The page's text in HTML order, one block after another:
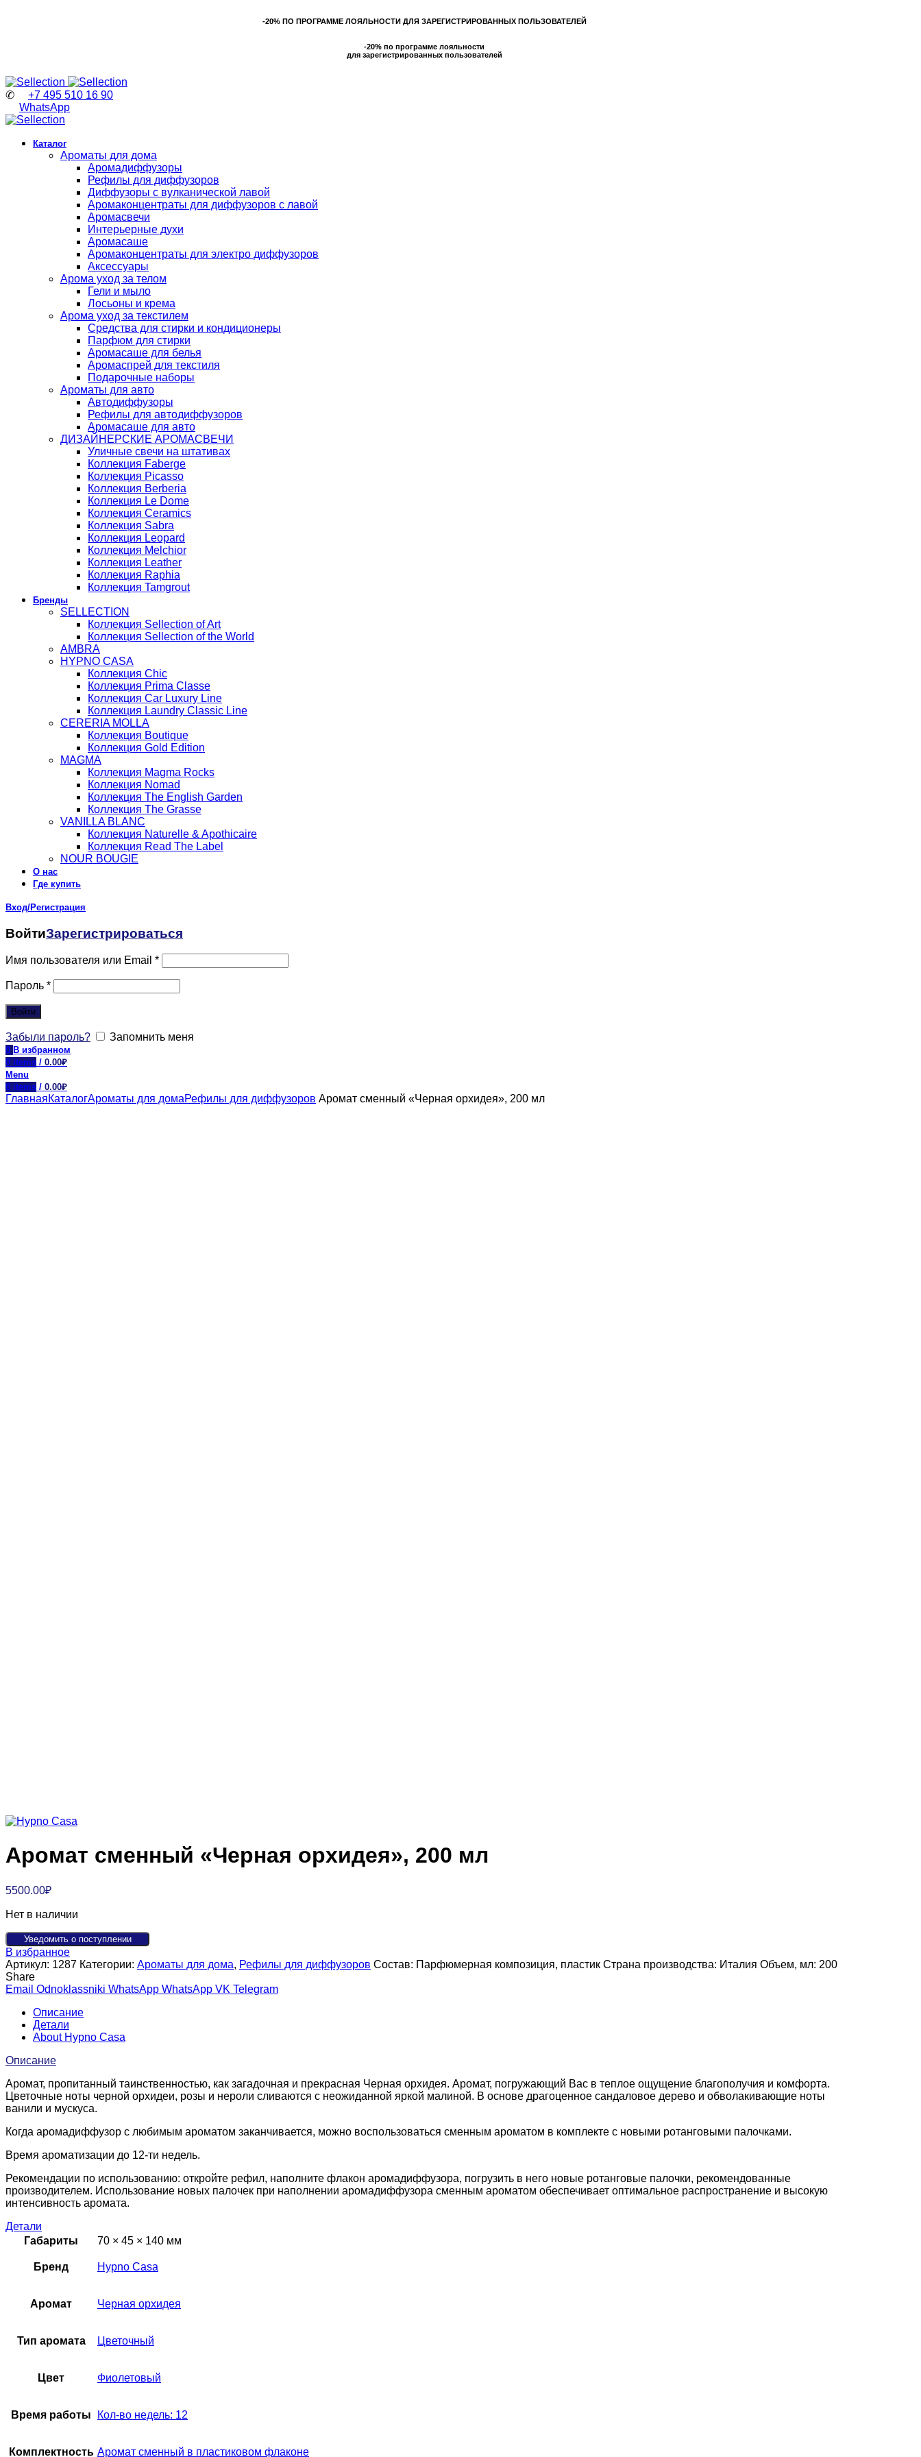
-20% ПО ПРОГРАММЕ ЛОЯЛЬНОСТИ ДЛЯ ЗАРЕГИСТРИРОВАННЫХ ПОЛЬЗОВАТЕЛЕЙ
-20% по программе лояльности
для зарегистрированных пользователей
✆ +7 495 510 16 90
WhatsApp
Каталог
Ароматы для дома
Аромадиффузоры
Рефилы для диффузоров
Диффузоры с вулканической лавой
Аромаконцентраты для диффузоров с лавой
Аромасвечи
Интерьерные духи
Аромасаше
Аромаконцентраты для электро диффузоров
Аксессуары
Арома уход за телом
Гели и мыло
Лосьоны и крема
Арома уход за текстилем
Средства для стирки и кондиционеры
Парфюм для стирки
Аромасаше для белья
Аромаспрей для текстиля
Подарочные наборы
Ароматы для авто
Автодиффузоры
Рефилы для автодиффузоров
Аромасаше для авто
ДИЗАЙНЕРСКИЕ АРОМАСВЕЧИ
Уличные свечи на штативах
Коллекция Faberge
Коллекция Picasso
Коллекция Berberia
Коллекция Le Dome
Коллекция Ceramics
Коллекция Sabra
Коллекция Leopard
Коллекция Melchior
Коллекция Leather
Коллекция Raphia
Коллекция Tamgrout
Бренды
SELLECTION
Коллекция Sellection of Art
Коллекция Sellection of the World
AMBRA
HYPNO CASA
Коллекция Chic
Коллекция Prima Classe
Коллекция Car Luxury Line
Коллекция Laundry Classic Line
CERERIA MOLLA
Коллекция Boutique
Коллекция Gold Edition
MAGMA
Коллекция Magma Rocks
Коллекция Nomad
Коллекция The English Garden
Коллекция The Grasse
VANILLA BLANC
Коллекция Naturelle & Apothicaire
Коллекция Read The Label
NOUR BOUGIE
О нас
Где купить
Вход/Регистрация
ВойтиЗарегистрироваться
Имя пользователя или Email *
Пароль *
Войти
Забыли пароль? Запомнить меня
0 В избранном
0 items / 0.00₽
Menu
0 items / 0.00₽
ГлавнаяКаталогАроматы для домаРефилы для диффузоров Аромат сменный «Черная орхидея», 200 мл
Аромат сменный «Черная орхидея», 200 мл
5500.00₽
Нет в наличии
Уведомить о поступлении
В избранное
Артикул: 1287 Категории: Ароматы для дома, Рефилы для диффузоров Состав: Парфюмерная композиция, пластик Страна производства: Италия Объем, мл: 200
Share
Email Odnoklassniki WhatsApp WhatsApp VK Telegram
Описание
Детали
About Hypno Casa
Описание
Аромат, пропитанный таинственностью, как загадочная и прекрасная Черная орхидея. Аромат, погружающий Вас в теплое ощущение благополучия и комфорта.
Цветочные ноты черной орхидеи, розы и нероли сливаются с неожиданной яркой малиной. В основе драгоценное сандаловое дерево и обволакивающие ноты
ванили и мускуса.
Когда аромадиффузор с любимым ароматом заканчивается, можно воспользоваться сменным ароматом в комплекте с новыми ротанговыми палочками.
Время ароматизации до 12-ти недель.
Рекомендации по использованию: откройте рефил, наполните флакон аромадиффузора, погрузить в него новые ротанговые палочки, рекомендованные
производителем. Использование новых палочек при наполнении аромадиффузора сменным ароматом обеспечивает оптимальное распространение и высокую
интенсивность аромата.
Детали
Габариты
70 × 45 × 140 мм
Бренд Hypno Casa
Аромат Черная орхидея
Тип аромата Цветочный
Цвет Фиолетовый
Время работы Кол-во недель: 12
Комплектность Аромат сменный в пластиковом флаконе